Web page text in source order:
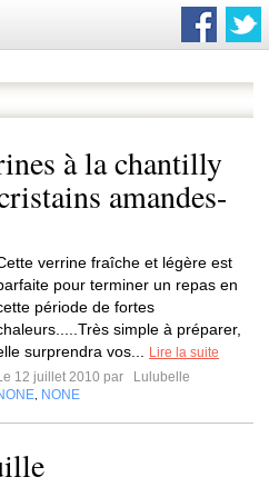
à la chantilly
amandes-
verrine fraîche et légère est
pour terminer un repas en
période de fortes
simple à préparer,
surprendra vos...
Lire la suite
12 juillet 2010 par
Lulubelle
NONE